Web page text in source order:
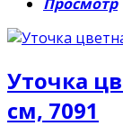
Уточка
см, 7091